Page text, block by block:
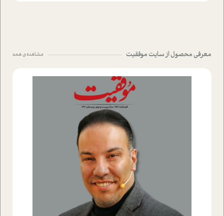
معرفی محصول از سایت موفقیت مشاهده ی همه